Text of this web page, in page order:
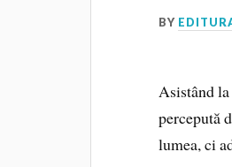
BY
Asistând
percepută
lumea, ci